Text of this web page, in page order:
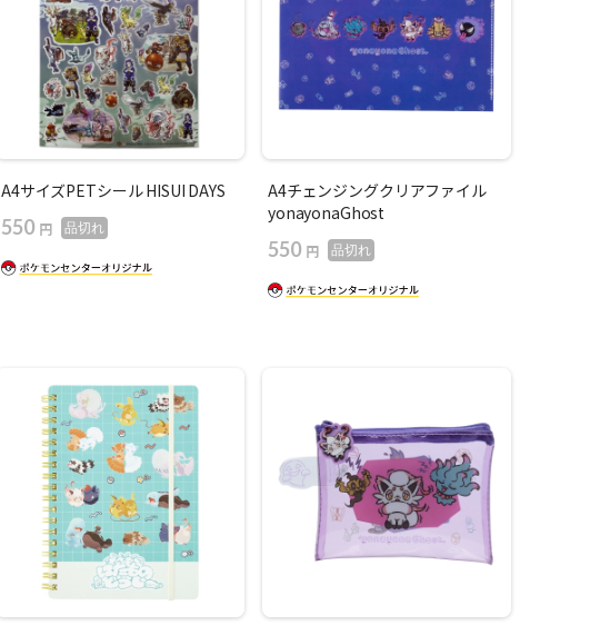
A4サイズPETシール HISUI DAYS
550 円 品切れ
A4チェンジングクリアファイル
yonayonaGhost
550 円 品切れ